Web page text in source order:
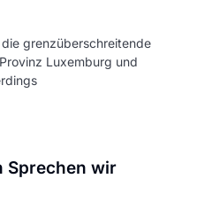
grenzüberschreitende
Luxemburg und
Sprechen wir